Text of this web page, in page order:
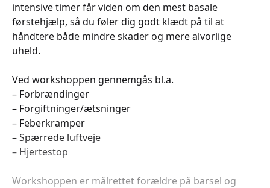
intensive timer får viden om den mest basale
førstehjælp, så du føler dig godt klædt på til at
håndtere både mindre skader og mere alvorlige
uheld.
Ved workshoppen gennemgås bl.a.
– Forbrændinger
– Forgiftninger/ætsninger
– Feberkramper
– Spærrede luftveje
– Hjertestop
Workshoppen er målrettet forældre på barsel og